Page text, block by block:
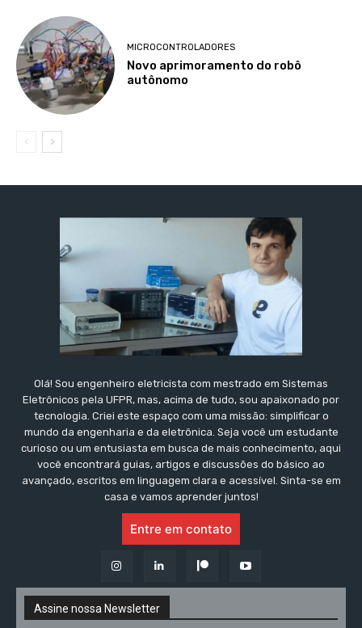
MICROCONTROLADORES
Novo aprimoramento do robô
autônomo
Olá! Sou engenheiro eletricista com mestrado em Sistemas
Eletrônicos pela UFPR, mas, acima de tudo, sou apaixonado por
tecnologia. Criei este espaço com uma missão: simplificar o
mundo da engenharia e da eletrônica. Seja você um estudante
curioso ou um entusiasta em busca de mais conhecimento, aqui
você encontrará guias, artigos e discussões do básico ao
avançado, escritos em linguagem clara e acessível. Sinta-se em
casa e vamos aprender juntos!
Entre em contato
Assine nossa Newsletter